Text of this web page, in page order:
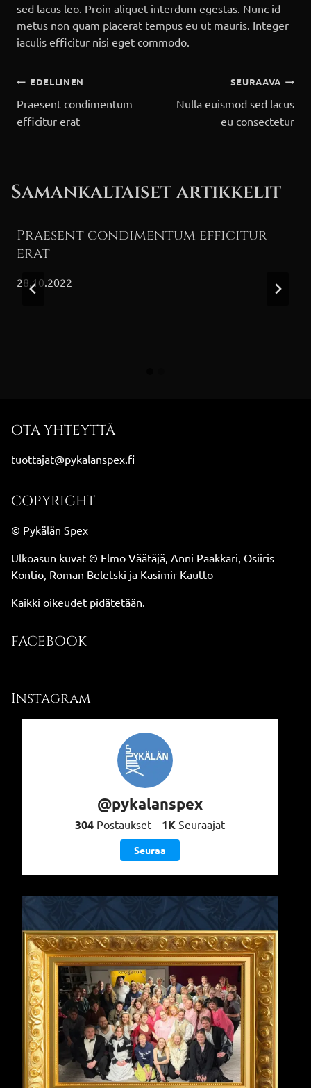
sed lacus leo. Proin aliquet interdum egestas. Nunc id
metus non quam placerat tempus eu ut mauris. Integer
iaculis efficitur nisi eget commodo.
Artikkelien
selaus
EDELLINEN
Praesent condimentum
efficitur erat
SEURAAVA
Nulla euismod sed lacus
eu consectetur
Samankaltaiset artikkelit
Praesent condimentum efficitur
erat
28.10.2022
OTA YHTEYTTÄ
tuottajat@pykalanspex.fi
COPYRIGHT
© Pykälän Spex
Ulkoasun kuvat © Elmo Väätäjä, Anni Paakkari, Osiiris
Kontio, Roman Beletski ja Kasimir Kautto
Kaikki oikeudet pidätetään.
FACEBOOK
Instagram
@pykalanspex
304 Postaukset 1K Seuraajat
Seuraa